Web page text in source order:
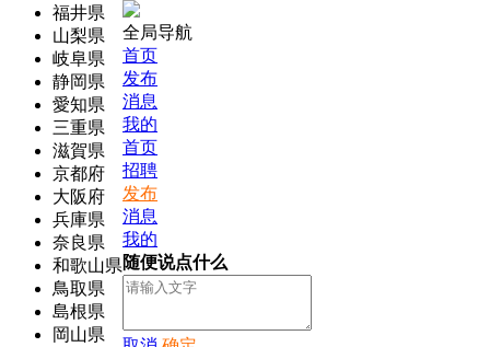
福井県
山梨県
岐阜県
静岡県
愛知県
三重県
滋賀県
京都府
大阪府
兵庫県
奈良県
和歌山県
鳥取県
島根県
岡山県
全局导航
首页
发布
消息
我的
首页
招聘
发布
消息
我的
随便说点什么